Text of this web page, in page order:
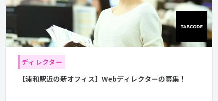
ディレクター
【浦和駅近の新オフィス】Webディレクターの募集！